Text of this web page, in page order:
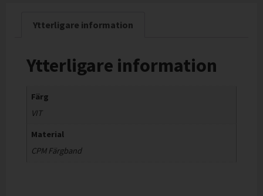
Ytterligare information
Ytterligare information
Färg
VIT
Material
CPM Färgband